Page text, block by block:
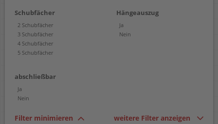
Schubfächer
2 Schubfächer
3 Schubfächer
4 Schubfächer
5 Schubfächer
Hängeauszug
Ja
Nein
abschließbar
Ja
Nein
Filter minimieren weitere Filter anzeigen